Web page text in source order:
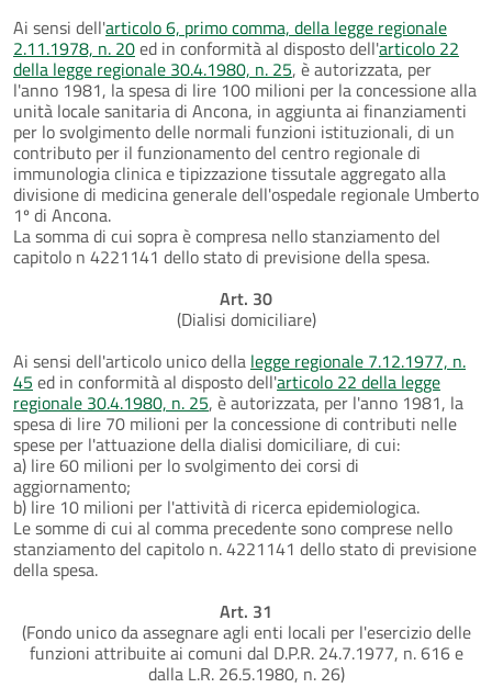
Ai sensi dell'articolo 6, primo comma, della legge regionale
2.11.1978, n. 20ed in conformità al disposto dell'articolo 22
della legge regionale 30.4.1980, n. 25, è autorizzata, per
l'anno 1981, la spesa di lire 100 milioni per la concessione alla
unità locale sanitaria di Ancona, in aggiunta ai finanziamenti
per lo svolgimento delle normali funzioni istituzionali, di un
contributo per il funzionamento del centro regionale di
immunologia clinica e tipizzazione tissutale aggregato alla
divisione di medicina generale dell'ospedale regionale Umberto
1º di Ancona.
La somma di cui sopra è compresa nello stanziamento del
capitolo n 4221141 dello stato di previsione della spesa.
Art. 30
(Dialisi domiciliare)
Ai sensi dell'articolo unico della legge regionale 7.12.1977, n.
45 ed in conformità al disposto dell'articolo 22 della legge
regionale 30.4.1980, n. 25, è autorizzata, per l'anno 1981, la
spesa di lire 70 milioni per la concessione di contributi nelle
spese per l'attuazione della dialisi domiciliare, di cui:
a) lire 60 milioni per lo svolgimento dei corsi di
aggiornamento;
b) lire 10 milioni per l'attività di ricerca epidemiologica.
Le somme di cui al comma precedente sono comprese nello
stanziamento del capitolo n. 4221141 dello stato di previsione
della spesa.
Art. 31
(Fondo unico da assegnare agli enti locali per l'esercizio delle
funzioni attribuite ai comuni dal D.P.R. 24.7.1977, n. 616 e
dalla L.R. 26.5.1980, n. 26)